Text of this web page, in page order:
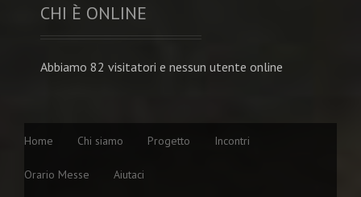
CHI È ONLINE
Abbiamo 82 visitatori e nessun utente online
Home Chi siamo Progetto Incontri
Orario Messe Aiutaci